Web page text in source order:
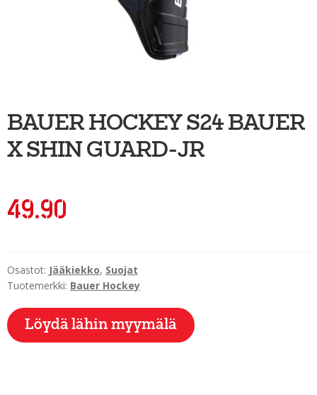
Sportia-tili
BAUER HOCKEY S24 BAUER
X SHIN GUARD-JR
49.90
Osastot: Jääkiekko, Suojat
Tuotemerkki: Bauer Hockey
Löydä lähin myymälä